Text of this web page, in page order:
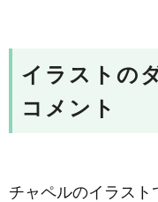
イラストの
コメント
チャペルのイラスト